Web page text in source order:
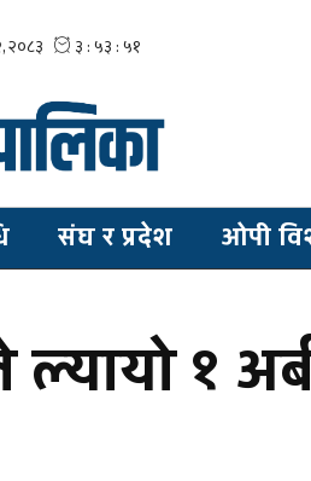
संघ र प्रदेश ओपी
१